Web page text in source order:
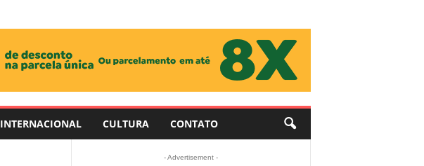
INTERNACIONAL CULTURA CONTATO
- Advertisement -